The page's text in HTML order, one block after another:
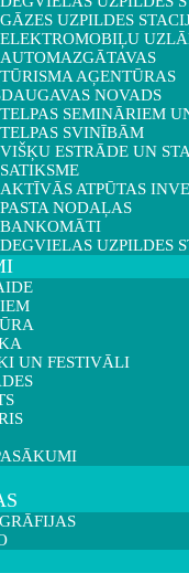
GĀZES UZPILDES
ELEKTROMOBIĻU
AUTOMAZGĀTAVAS
TŪRISMA AĢENTŪRAS
NOVADS
TELPAS SEMINĀRIEM
TELPAS SVINĪBĀM
VIŠĶU ESTRĀDE UN
SATIKSME
AKTĪVĀS ATPŪTAS
PASTA NODAĻAS
BANKOMĀTI
DEGVIELAS UZPILDES
UN FESTIVĀLI